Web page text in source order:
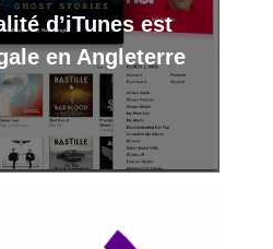
d’iTunes est
en Angleterre